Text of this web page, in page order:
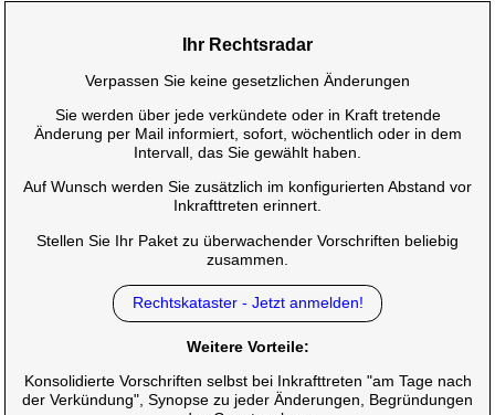
Ihr Rechtsradar
Verpassen Sie keine gesetzlichen Änderungen
Sie werden über jede verkündete oder in Kraft tretende
Änderung per Mail informiert, sofort, wöchentlich oder in dem
Intervall, das Sie gewählt haben.
Auf Wunsch werden Sie zusätzlich im konfigurierten Abstand vor
Inkrafttreten erinnert.
Stellen Sie Ihr Paket zu überwachender Vorschriften beliebig
zusammen.
Rechtskataster - Jetzt anmelden!
Weitere Vorteile:
Konsolidierte Vorschriften selbst bei Inkrafttreten "am Tage nach
der Verkündung", Synopse zu jeder Änderungen, Begründungen